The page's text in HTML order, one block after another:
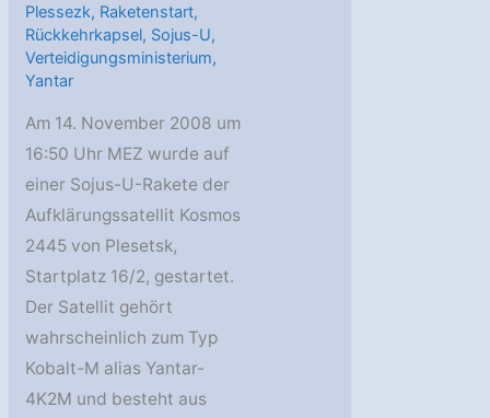
Plessezk, Raketenstart,
Rückkehrkapsel, Sojus-U,
Verteidigungsministerium,
Yantar
Am 14. November 2008 um
16:50 Uhr MEZ wurde auf
einer Sojus-U-Rakete der
Aufklärungssatellit Kosmos
2445 von Plesetsk,
Startplatz 16/2, gestartet.
Der Satellit gehört
wahrscheinlich zum Typ
Kobalt-M alias Yantar-
4K2M und besteht aus